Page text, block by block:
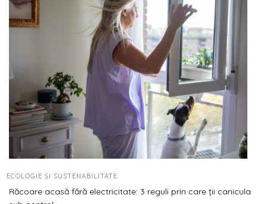
ECOLOGIE ȘI SUSTENABILITATE
Răcoare acasă fără electricitate: 3 reguli prin care ții canicula